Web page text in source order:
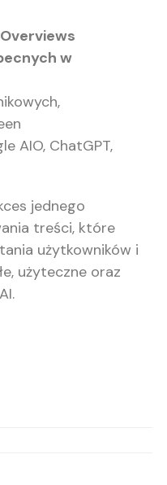
w
AIO, ChatGPT,
jednego
treści, które
użytkowników i
użyteczne oraz